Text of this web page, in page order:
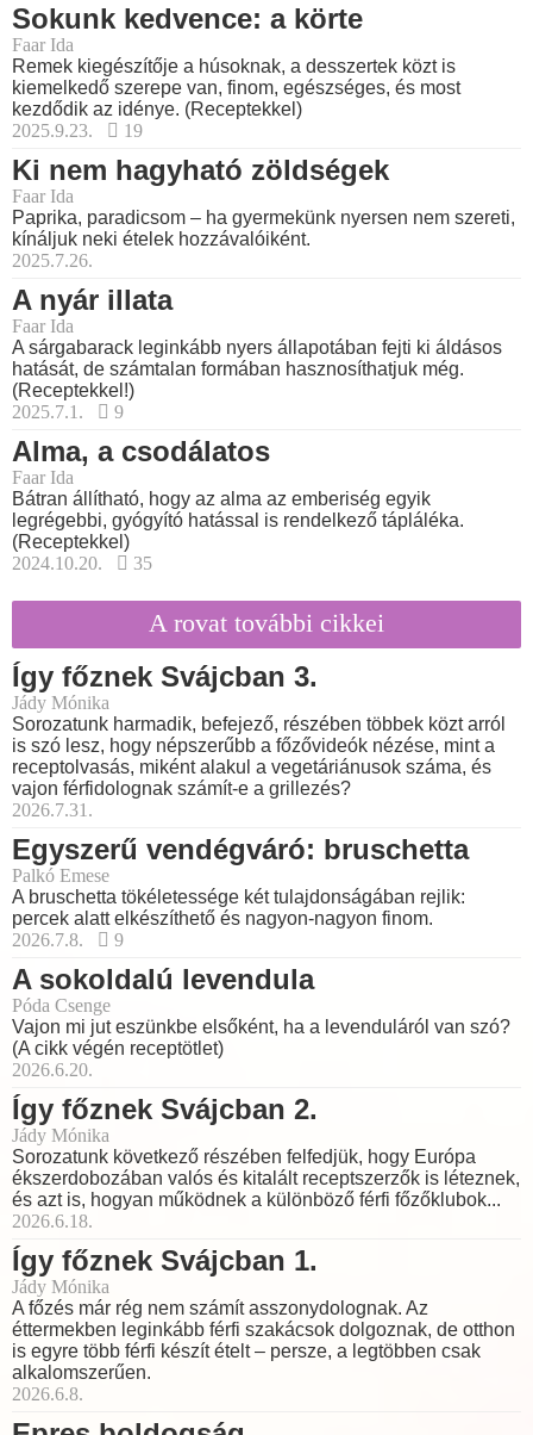
Sokunk kedvence: a körte
Faar Ida
Remek kiegészítője a húsoknak, a desszertek közt is
kiemelkedő szerepe van, finom, egészséges, és most
kezdődik az idénye. (Receptekkel)
2025.9.23.
19
Ki nem hagyható zöldségek
Faar Ida
Paprika, paradicsom – ha gyermekünk nyersen nem szereti,
kínáljuk neki ételek hozzávalóiként.
2025.7.26.
A nyár illata
Faar Ida
A sárgabarack leginkább nyers állapotában fejti ki áldásos
hatását, de számtalan formában hasznosíthatjuk még.
(Receptekkel!)
2025.7.1.
9
Alma, a csodálatos
Faar Ida
Bátran állítható, hogy az alma az emberiség egyik
legrégebbi, gyógyító hatással is rendelkező tápláléka.
(Receptekkel)
2024.10.20.
35
A rovat további cikkei
Így főznek Svájcban 3.
Jády Mónika
Sorozatunk harmadik, befejező, részében többek közt arról
is szó lesz, hogy népszerűbb a főzővideók nézése, mint a
receptolvasás, miként alakul a vegetáriánusok száma, és
vajon férfidolognak számít-e a grillezés?
2026.7.31.
Egyszerű vendégváró: bruschetta
Palkó Emese
A bruschetta tökéletessége két tulajdonságában rejlik:
percek alatt elkészíthető és nagyon-nagyon finom.
2026.7.8.
9
A sokoldalú levendula
Póda Csenge
Vajon mi jut eszünkbe elsőként, ha a levenduláról van szó?
(A cikk végén receptötlet)
2026.6.20.
Így főznek Svájcban 2.
Jády Mónika
Sorozatunk következő részében felfedjük, hogy Európa
ékszerdobozában valós és kitalált receptszerzők is léteznek,
és azt is, hogyan működnek a különböző férfi főzőklubok...
2026.6.18.
Így főznek Svájcban 1.
Jády Mónika
A főzés már rég nem számít asszonydolognak. Az
éttermekben leginkább férfi szakácsok dolgoznak, de otthon
is egyre több férfi készít ételt – persze, a legtöbben csak
alkalomszerűen.
2026.6.8.